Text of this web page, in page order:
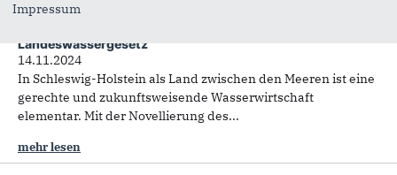
Landeswassergesetz
14.11.2024
In Schleswig-Holstein als Land zwischen den Meeren ist eine
gerechte und zukunftsweisende Wasserwirtschaft
elementar. Mit der Novellierung des...
mehr lesen
Impressum